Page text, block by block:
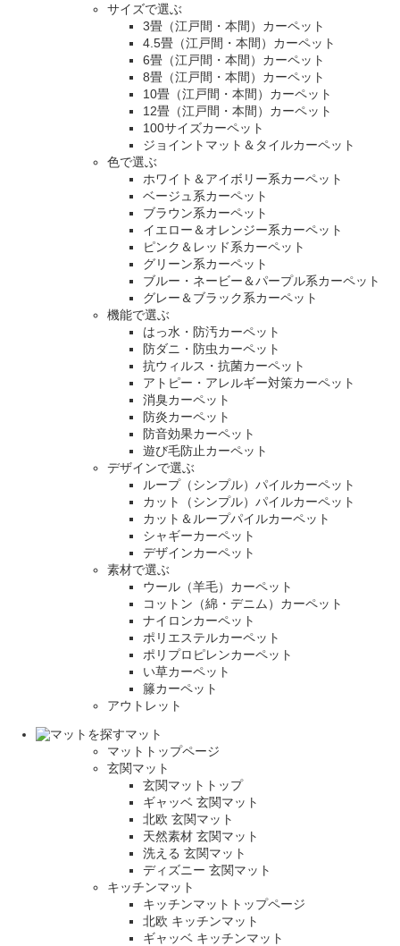
サイズで選ぶ
3畳（江戸間・本間）カーペット
4.5畳（江戸間・本間）カーペット
6畳（江戸間・本間）カーペット
8畳（江戸間・本間）カーペット
10畳（江戸間・本間）カーペット
12畳（江戸間・本間）カーペット
100サイズカーペット
ジョイントマット＆タイルカーペット
色で選ぶ
ホワイト＆アイボリー系カーペット
ベージュ系カーペット
ブラウン系カーペット
イエロー＆オレンジー系カーペット
ピンク＆レッド系カーペット
グリーン系カーペット
ブルー・ネービー＆パープル系カーペット
グレー＆ブラック系カーペット
機能で選ぶ
はっ水・防汚カーペット
防ダニ・防虫カーペット
抗ウィルス・抗菌カーペット
アトピー・アレルギー対策カーペット
消臭カーペット
防炎カーペット
防音効果カーペット
遊び毛防止カーペット
デザインで選ぶ
ループ（シンプル）パイルカーペット
カット（シンプル）パイルカーペット
カット＆ループパイルカーペット
シャギーカーペット
デザインカーペット
素材で選ぶ
ウール（羊毛）カーペット
コットン（綿・デニム）カーペット
ナイロンカーペット
ポリエステルカーペット
ポリプロピレンカーペット
い草カーペット
籐カーペット
アウトレット
マット
マットトップページ
玄関マット
玄関マットトップ
ギャッベ 玄関マット
北欧 玄関マット
天然素材 玄関マット
洗える 玄関マット
ディズニー 玄関マット
キッチンマット
キッチンマットトップページ
北欧 キッチンマット
ギャッベ キッチンマット